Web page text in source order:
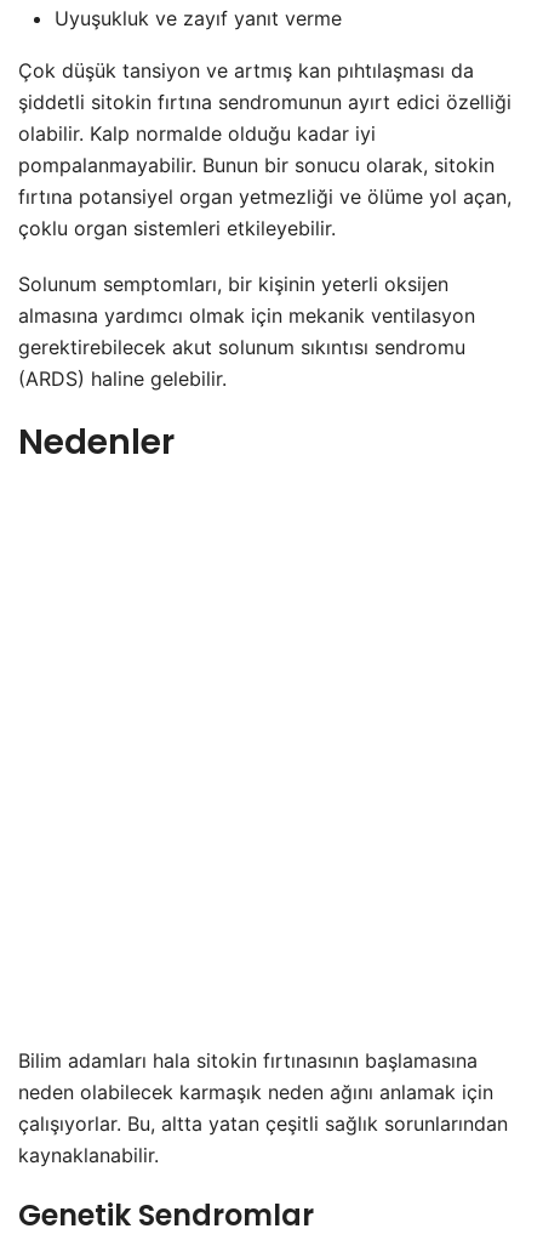
Uyuşukluk ve zayıf yanıt verme
Çok düşük tansiyon ve artmış kan pıhtılaşması da
şiddetli sitokin fırtına sendromunun ayırt edici özelliği
olabilir. Kalp normalde olduğu kadar iyi
pompalanmayabilir. Bunun bir sonucu olarak, sitokin
fırtına potansiyel organ yetmezliği ve ölüme yol açan,
çoklu organ sistemleri etkileyebilir.
Solunum semptomları, bir kişinin yeterli oksijen
almasına yardımcı olmak için mekanik ventilasyon
gerektirebilecek akut solunum sıkıntısı sendromu
(ARDS) haline gelebilir.
Nedenler
Bilim adamları hala sitokin fırtınasının başlamasına
neden olabilecek karmaşık neden ağını anlamak için
çalışıyorlar. Bu, altta yatan çeşitli sağlık sorunlarından
kaynaklanabilir.
Genetik Sendromlar